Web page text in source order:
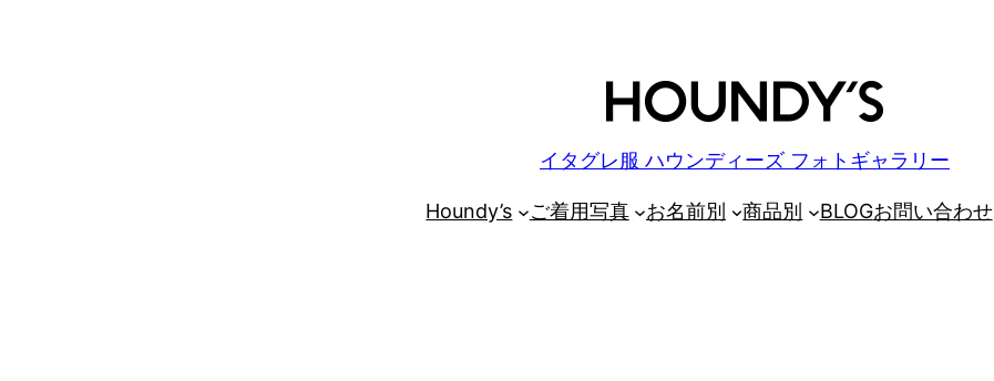
イタグレ服 ハウンディーズ フォトギャラリー
Houndy’s ご着用写真 お名前別 商品別 BLOGお問い合わせ